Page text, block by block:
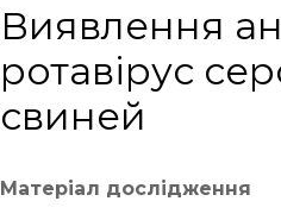
Виявлення
ротавірус
свиней
Матеріал дослідження